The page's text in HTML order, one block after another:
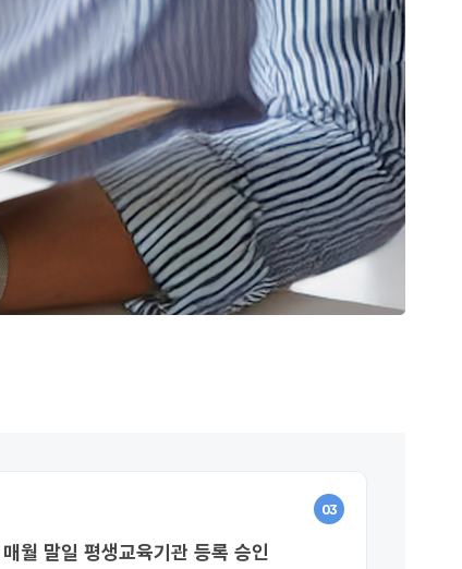
03
매월 말일 평생교육기관 등록 승인